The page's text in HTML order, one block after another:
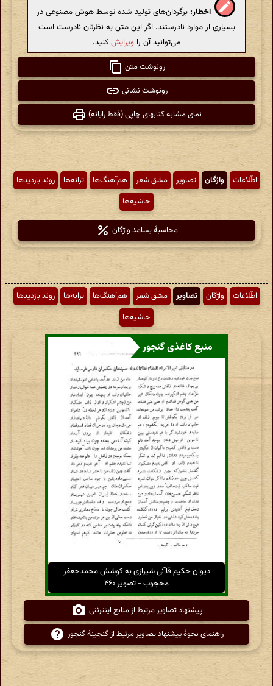
اخطار: برگردان‌های تولید شده توسط هوش مصنوعی در
بسیاری از موارد نادرستند. اگر این متن به نظرتان نادرست است
می‌توانید آن را ویرایشکنید.
رونوشت متن
رونوشت نشانی
نمای مشابه کتابهای چاپی (فقط رایانه)
اطّلاعات واژگان تصاویر مشق شعر هم‌آهنگ‌ها ترانه‌ها
روند بازدیدها
حاشیه‌ها
محاسبهٔ بسامد واژگان
اطّلاعات واژگان تصاویر مشق شعر هم‌آهنگ‌ها ترانه‌ها
روند بازدیدها
حاشیه‌ها
منبع کاغذی گنجور
دیوان حکیم قاآنی شیرازی به کوشش محمدجعفر
محجوب - تصویر ۴۶۰
پیشنهاد تصاویر مرتبط از منابع اینترنتی
راهنمای نحوهٔ پیشنهاد تصاویر مرتبط از گنجینهٔ گنجور